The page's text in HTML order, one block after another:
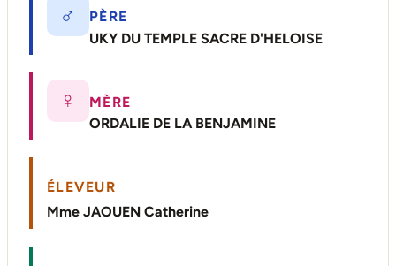
♂
PÈRE
UKY DU TEMPLE SACRE D'HELOISE
♀
MÈRE
ORDALIE DE LA BENJAMINE
ÉLEVEUR
Mme JAOUEN Catherine